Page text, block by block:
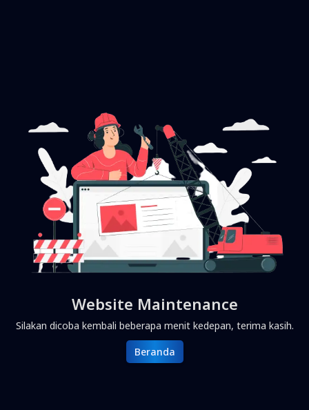
Website Maintenance
Silakan dicoba kembali beberapa menit kedepan, terima kasih.
Beranda